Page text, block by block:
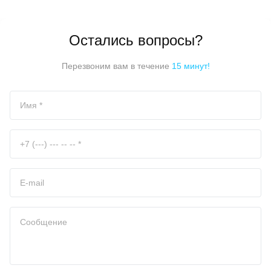
Остались вопросы?
Перезвоним вам в течение 15 минут!